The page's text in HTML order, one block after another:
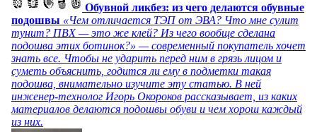
Обувной ликбез: из чего делаются обувные
подошвы «Чем отличается ТЭП от ЭВА? Что мне сулит
тунит? ПВХ — это же клей? Из чего вообще сделана
подошва этих ботинок?» — современный покупатель хочет
знать все. Чтобы не ударить перед ним в грязь лицом и
суметь объяснить, годится ли ему в подметки такая
подошва, внимательно изучите эту статью. В ней
инженер-технолог Игорь Окороков рассказывает, из каких
материалов делаются подошвы обуви и чем хорош каждый
из них.